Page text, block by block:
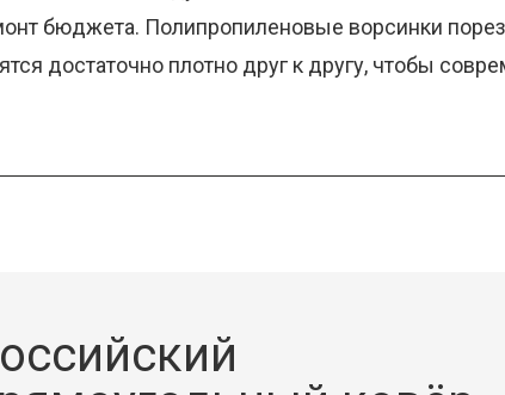
бюджета. Полипропиленовые ворсинки
достаточно плотно друг к другу, чтобы